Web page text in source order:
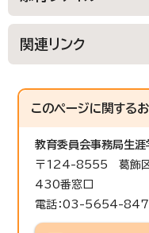
関連リンク
このページに関する
教育委員会事務局生涯
〒124-8555 葛飾
430番窓口
電話：03-5654-